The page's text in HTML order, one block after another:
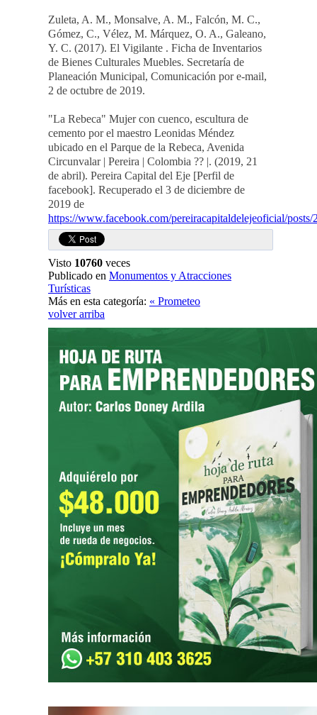
Zuleta, A. M., Monsalve, A. M., Falcón, M. C.,
Gómez, C., Vélez, M. Márquez, O. A., Galeano,
Y. C. (2017). El Vigilante . Ficha de Inventarios
de Bienes Culturales Muebles. Secretaría de
Planeación Municipal, Comunicación por e-mail,
2 de octubre de 2019.
"La Rebeca" Mujer con cuenco, escultura de
cemento por el maestro Leonidas Méndez
ubicado en el Parque de la Rebeca, Avenida
Circunvalar | Pereira | Colombia ?? |. (2019, 21
de abril). Pereira Capital del Eje [Perfil de
facebook]. Recuperado el 3 de diciembre de
2019 de
https://www.facebook.com/pereiracapitaldelejeoficial/
Visto 10760 veces
Publicado en Monumentos y Atracciones
Turísticas
Más en esta categoría: « Prometeo
volver arriba